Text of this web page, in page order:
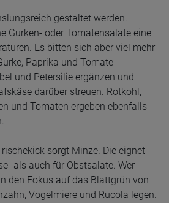
gestaltet werden.
Gurken- oder Tomatensalate eine
Es bitten sich aber viel mehr
Paprika und Tomate
und Petersilie ergänzen und
darüber streuen. Rotkohl,
und Tomaten ergeben ebenfalls
sorgt Minze. Die eignet
als auch für Obstsalate. Wer
den Fokus auf das Blattgrün von
Vogelmiere und Rucola legen.